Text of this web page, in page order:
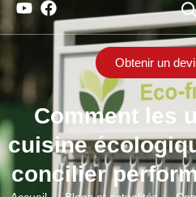
Obtenir un
Comment les
cuisine
concilier